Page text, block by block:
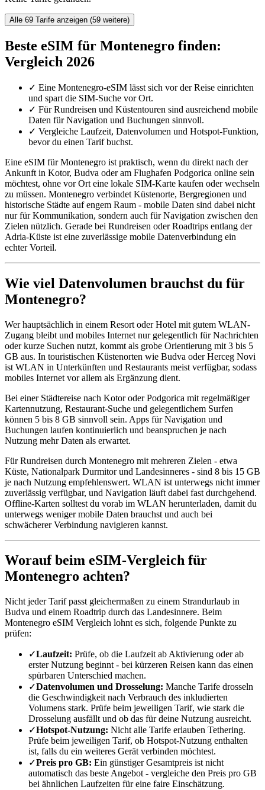
Alle 69 Tarife anzeigen (59 weitere)
Beste eSIM für Montenegro finden:
Vergleich 2026
✓ Eine Montenegro-eSIM lässt sich vor der Reise einrichten
und spart die SIM-Suche vor Ort.
✓ Für Rundreisen und Küstentouren sind ausreichend mobile
Daten für Navigation und Buchungen sinnvoll.
✓ Vergleiche Laufzeit, Datenvolumen und Hotspot-Funktion,
bevor du einen Tarif buchst.
Eine eSIM für Montenegro ist praktisch, wenn du direkt nach der
Ankunft in Kotor, Budva oder am Flughafen Podgorica online sein
möchtest, ohne vor Ort eine lokale SIM-Karte kaufen oder wechseln
zu müssen. Montenegro verbindet Küstenorte, Bergregionen und
historische Städte auf engem Raum - mobile Daten sind dabei nicht
nur für Kommunikation, sondern auch für Navigation zwischen den
Zielen nützlich. Gerade bei Rundreisen oder Roadtrips entlang der
Adria-Küste ist eine zuverlässige mobile Datenverbindung ein
echter Vorteil.
Wie viel Datenvolumen brauchst du für
Montenegro?
Wer hauptsächlich in einem Resort oder Hotel mit gutem WLAN-
Zugang bleibt und mobiles Internet nur gelegentlich für Nachrichten
oder kurze Suchen nutzt, kommt als grobe Orientierung mit 3 bis 5
GB aus. In touristischen Küstenorten wie Budva oder Herceg Novi
ist WLAN in Unterkünften und Restaurants meist verfügbar, sodass
mobiles Internet vor allem als Ergänzung dient.
Bei einer Städtereise nach Kotor oder Podgorica mit regelmäßiger
Kartennutzung, Restaurant-Suche und gelegentlichem Surfen
können 5 bis 8 GB sinnvoll sein. Apps für Navigation und
Buchungen laufen kontinuierlich und beanspruchen je nach
Nutzung mehr Daten als erwartet.
Für Rundreisen durch Montenegro mit mehreren Zielen - etwa
Küste, Nationalpark Durmitor und Landesinneres - sind 8 bis 15 GB
je nach Nutzung empfehlenswert. WLAN ist unterwegs nicht immer
zuverlässig verfügbar, und Navigation läuft dabei fast durchgehend.
Offline-Karten solltest du vorab im WLAN herunterladen, damit du
unterwegs weniger mobile Daten brauchst und auch bei
schwächerer Verbindung navigieren kannst.
Worauf beim eSIM-Vergleich für
Montenegro achten?
Nicht jeder Tarif passt gleichermaßen zu einem Strandurlaub in
Budva und einem Roadtrip durch das Landesinnere. Beim
Montenegro eSIM Vergleich lohnt es sich, folgende Punkte zu
prüfen:
✓Laufzeit: Prüfe, ob die Laufzeit ab Aktivierung oder ab
erster Nutzung beginnt - bei kürzeren Reisen kann das einen
spürbaren Unterschied machen.
✓Datenvolumen und Drosselung: Manche Tarife drosseln
die Geschwindigkeit nach Verbrauch des inkludierten
Volumens stark. Prüfe beim jeweiligen Tarif, wie stark die
Drosselung ausfällt und ob das für deine Nutzung ausreicht.
✓Hotspot-Nutzung: Nicht alle Tarife erlauben Tethering.
Prüfe beim jeweiligen Tarif, ob Hotspot-Nutzung enthalten
ist, falls du ein weiteres Gerät verbinden möchtest.
✓Preis pro GB: Ein günstiger Gesamtpreis ist nicht
automatisch das beste Angebot - vergleiche den Preis pro GB
bei ähnlichen Laufzeiten für eine faire Einschätzung.